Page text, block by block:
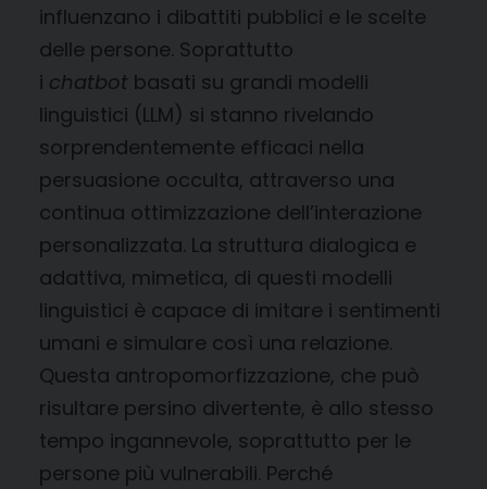
influenzano i dibattiti pubblici e le scelte
delle persone. Soprattutto
i chatbot basati su grandi modelli
linguistici (LLM) si stanno rivelando
sorprendentemente efficaci nella
persuasione occulta, attraverso una
continua ottimizzazione dell’interazione
personalizzata. La struttura dialogica e
adattiva, mimetica, di questi modelli
linguistici è capace di imitare i sentimenti
umani e simulare così una relazione.
Questa antropomorfizzazione, che può
risultare persino divertente, è allo stesso
tempo ingannevole, soprattutto per le
persone più vulnerabili. Perché